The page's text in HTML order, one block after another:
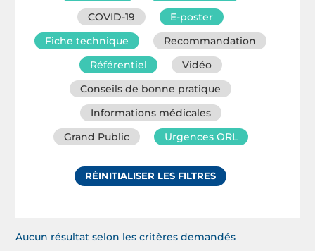
COVID-19
E-poster
Fiche technique
Recommandation
Référentiel
Vidéo
Conseils de bonne pratique
Informations médicales
Grand Public
Urgences ORL
RÉINITIALISER LES FILTRES
Aucun résultat selon les critères demandés